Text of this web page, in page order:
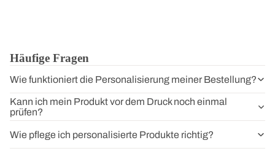
Häufige Fragen
Wie funktioniert die Personalisierung meiner Bestellung?
Kann ich mein Produkt vor dem Druck noch einmal
prüfen?
Wie pflege ich personalisierte Produkte richtig?